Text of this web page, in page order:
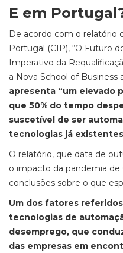
E em
De acordo com o relatório
Portugal (CIP), “O Futuro
Imperativo da
a Nova School of Business
apresenta “um elevado
que 50% do tempo
suscetível de ser
tecnologias já
O relatório, que data de
o impacto da pandemia de
conclusões sobre o que
Um dos fatores
tecnologias de
desemprego, que
das empresas em